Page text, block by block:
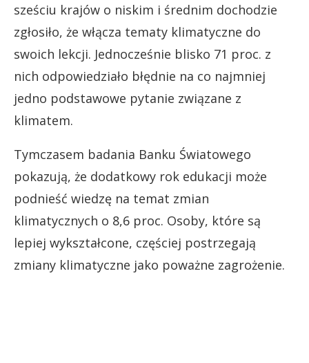
sześciu krajów o niskim i średnim dochodzie
zgłosiło, że włącza tematy klimatyczne do
swoich lekcji. Jednocześnie blisko 71 proc. z
nich odpowiedziało błędnie na co najmniej
jedno podstawowe pytanie związane z
klimatem.
Tymczasem badania Banku Światowego
pokazują, że dodatkowy rok edukacji może
podnieść wiedzę na temat zmian
klimatycznych o 8,6 proc. Osoby, które są
lepiej wykształcone, częściej postrzegają
zmiany klimatyczne jako poważne zagrożenie.